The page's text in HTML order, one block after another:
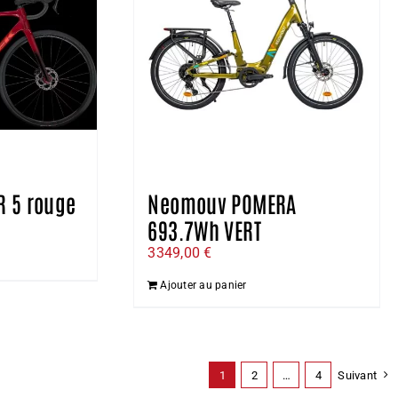
5 rouge
Neomouv POMERA
693.7Wh VERT
3349,00€
Ajouter au panier
1 2 … 4 Suivant